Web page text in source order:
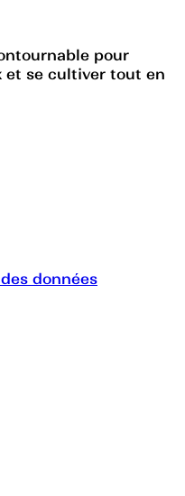
pour
et se cultiver tout en
données